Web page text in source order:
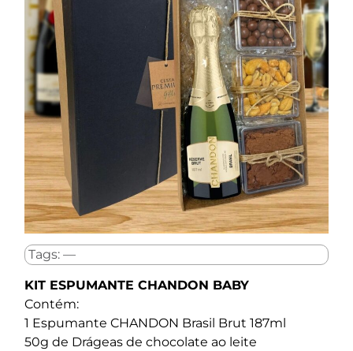
Tags: —
KIT ESPUMANTE CHANDON BABY
Contém:
1 Espumante CHANDON Brasil Brut 187ml
50g de Drágeas de chocolate ao leite